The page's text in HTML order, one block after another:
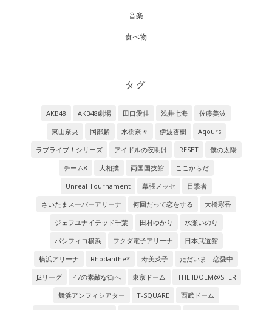
音楽
食べ物
タグ
AKB48 AKB48劇場 田口愛佳 浅井七海
佐藤美波
東山奈央
岡部麟 水樹奈々 伊波杏樹
Aqours
ラブライブ！シリーズ
アイドルの夜明け RESET
僕の太陽
チーム8
大相撲 両国国技館
ここからだ
Unreal Tournament
幕張メッセ
目撃者
さいたまスーパーアリーナ
何回だって恋をする
大橋彩香
ジェフユナイテッド千葉
田村ゆかり
水瀬いのり
パシフィコ横浜
フクダ電子アリーナ
日本武道館
横浜アリーナ
Rhodanthe* 寿美菜子
ただいま 恋愛中
J2リーグ
47の素敵な街へ 東京ドーム
THE IDOLM@STER
舞浜アンフィシアター
T-SQUARE
西武ドーム